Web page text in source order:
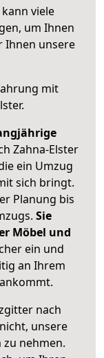
viele
um Ihnen
Ihnen unsere
mit
.
Zahna-Elster
ein Umzug
sich bringt.
Planung bis
Sie
Möbel und
ein und
an Ihrem
nach
unsere
nehmen.